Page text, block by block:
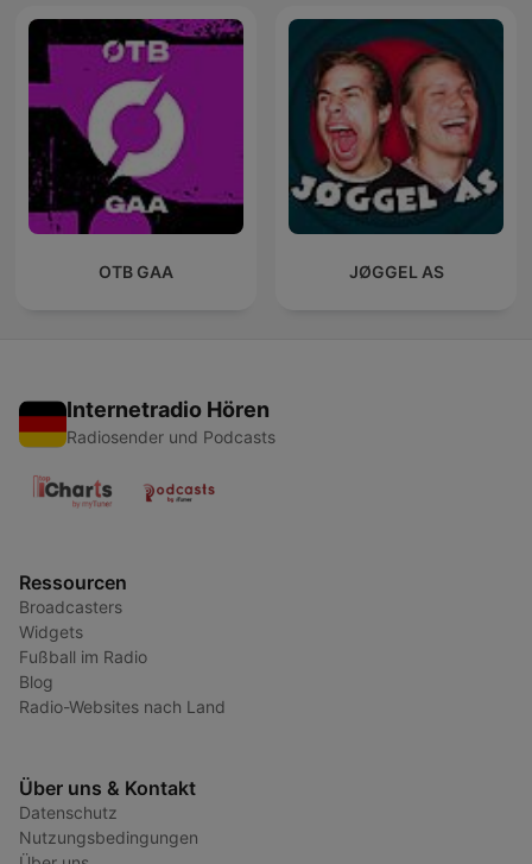
OTB GAA JØGGEL AS
Internetradio Hören
Radiosender und Podcasts
Ressourcen
Broadcasters
Widgets
Fußball im Radio
Blog
Radio-Websites nach Land
Über uns & Kontakt
Datenschutz
Nutzungsbedingungen